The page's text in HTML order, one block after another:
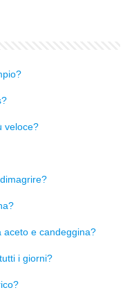
veloce?
aceto e candeggina?
i giorni?